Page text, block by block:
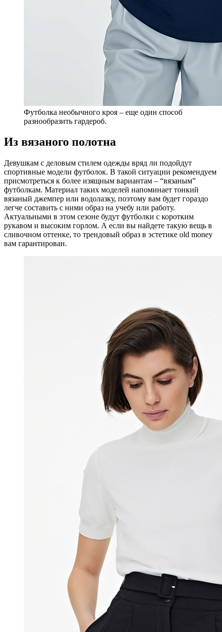
Футболка необычного кроя – еще один способ
разнообразить гардероб.
Из вязаного полотна
Девушкам с деловым стилем одежды вряд ли подойдут
спортивные модели футболок. В такой ситуации рекомендуем
присмотреться к более изящным вариантам – “вязаным”
футболкам. Материал таких моделей напоминает тонкий
вязаный джемпер или водолазку, поэтому вам будет гораздо
легче составить с ними образ на учебу или работу.
Актуальными в этом сезоне будут футболки с коротким
рукавом и высоким горлом. А если вы найдете такую вещь в
сливочном оттенке, то трендовый образ в эстетике old money
вам гарантирован.